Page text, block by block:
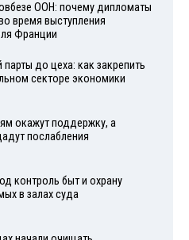
ООН: почему дипломаты
время выступления
Франции
до цеха: как закрепить
секторе экономики
окажут поддержку, а
послабления
контроль быт и охрану
в залах суда